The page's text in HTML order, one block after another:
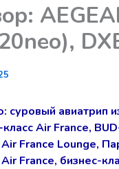
суровый авиатрип
Air France,
France Lounge,
France, бизнес-